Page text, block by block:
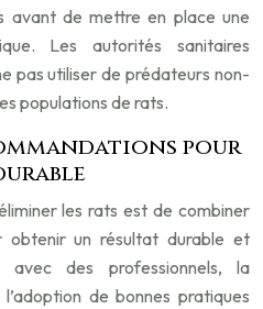
avant de mettre en place une
Les autorités sanitaires
pas utiliser de prédateurs non-
populations de rats.
pour
les rats est de combiner
obtenir un résultat durable et
avec des professionnels, la
de bonnes pratiques